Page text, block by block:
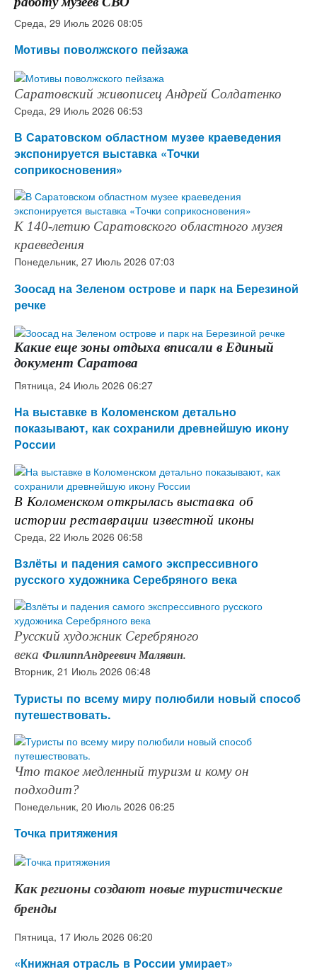
Среда, 29 Июль 2026 08:05
Мотивы поволжского пейзажа
Саратовский живописец Андрей Солдатенко
Среда, 29 Июль 2026 06:53
В Саратовском областном музее краеведения
экспонируется выставка «Точки
соприкосновения»
К 140-летию Саратовского областного музея
краеведения
Понедельник, 27 Июль 2026 07:03
Зоосад на Зеленом острове и парк на Березиной
речке
Какие еще зоны отдыха вписали в Единый
документ Саратова
Пятница, 24 Июль 2026 06:27
На выставке в Коломенском детально
показывают, как сохранили древнейшую икону
России
В Коломенском открылась выставка об
истории реставрации известной иконы
Среда, 22 Июль 2026 06:58
Взлёты и падения самого экспрессивного
русского художника Серебряного века
Русский художник Серебряного
века ФилиппАндреевич Малявин.
Вторник, 21 Июль 2026 06:48
Туристы по всему миру полюбили новый способ
путешествовать.
Что такое медленный туризм и кому он
подходит?
Понедельник, 20 Июль 2026 06:25
Точка притяжения
Как регионы создают новые туристические
бренды
Пятница, 17 Июль 2026 06:20
«Книжная отрасль в России умирает»